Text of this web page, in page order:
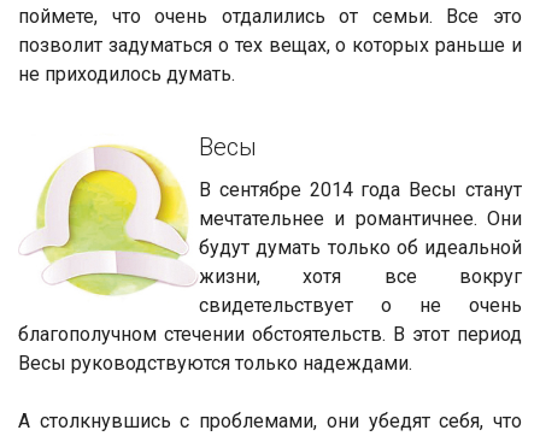
поймете, что очень отдалились от семьи. Все это
позволит задуматься о тех вещах, о которых раньше и
не приходилось думать.
Весы
В сентябре 2014 года Весы станут
мечтательнее и романтичнее. Они
будут думать только об идеальной
жизни, хотя все вокруг
свидетельствует о не очень
благополучном стечении обстоятельств. В этот период
Весы руководствуются только надеждами.
А столкнувшись с проблемами, они убедят себя, что